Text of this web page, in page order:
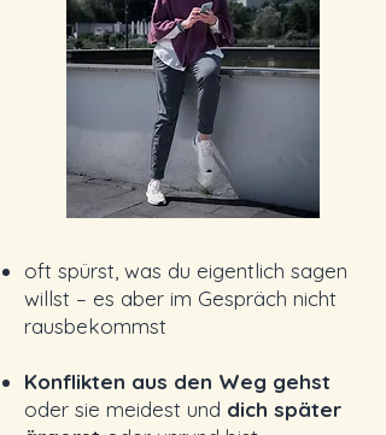
oft spürst, was du eigentlich sagen
willst – es aber im Gespräch nicht
rausbekommst
Konflikten aus den Weg gehst
oder sie meidest und dich später